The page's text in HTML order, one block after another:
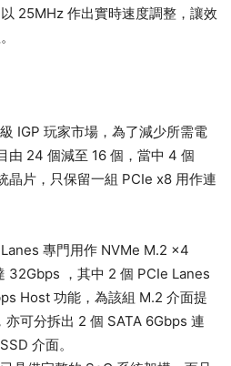
25MHz 作出實時速度調整，讓效
IGP 玩家市場，為了減少所需電
由 24 個減至 16 個，當中 4 個
晶片，只保留一組 PCIe x8 用作連
專門用作 NVMe M.2 x4
32Gbps ，其中 2 個 PCIe Lanes
Host 功能，為該組 M.2 介面提
可分拆出 2 個 SATA 6Gbps 連
介面。